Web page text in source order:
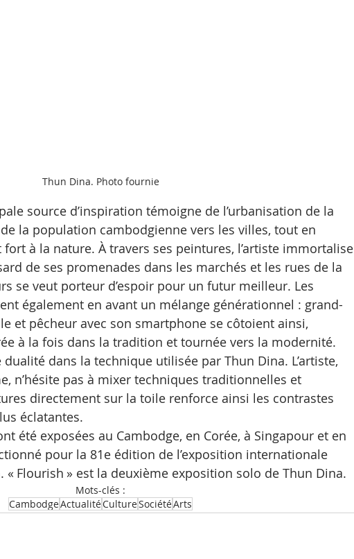
Thun Dina. Photo fournie
source d’inspiration témoigne de l’urbanisation de la
la population cambodgienne vers les villes, tout en
à la nature. À travers ses peintures, l’artiste immortalise
de ses promenades dans les marchés et les rues de la
se veut porteur d’espoir pour un futur meilleur. Les
également en avant un mélange générationnel : grand-
et pêcheur avec son smartphone se côtoient ainsi,
à la fois dans la tradition et tournée vers la modernité.
dans la technique utilisée par Thun Dina. L’artiste,
n’hésite pas à mixer techniques traditionnelles et
directement sur la toile renforce ainsi les contrastes
éclatantes.
été exposées au Cambodge, en Corée, à Singapour et en
pour la 81e édition de l’exposition internationale
« Flourish » est la deuxième exposition solo de Thun Dina.
Mots-clés :
CambodgeActualitéCultureSociétéArts